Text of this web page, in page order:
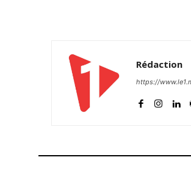
Rédaction
https://